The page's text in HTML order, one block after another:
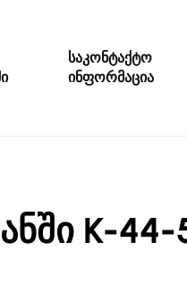
საკონტაქტო
ინფორმაცია
K-44-